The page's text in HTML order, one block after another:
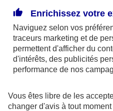
Madelin,
(sauf quelques cas
obligatoirementen rente
En outre, à la retraite, la
année, sera imposable
pensions. Elle supporte
prélèvements sociaux
Enrichissez votre
Naviguez selon vos
traceurs marketing et de
permettent d'afficher du
d'intérêts, des publicités
performance de nos
Vous êtes libre de les
changer d'avis à tout